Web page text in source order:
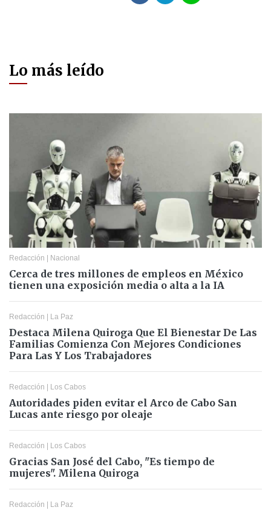
Lo más leído
Redacción | Nacional
Cerca de tres millones de empleos en México
tienen una exposición media o alta a la IA
Redacción | La Paz
Destaca Milena Quiroga Que El Bienestar De Las
Familias Comienza Con Mejores Condiciones
Para Las Y Los Trabajadores
Redacción | Los Cabos
Autoridades piden evitar el Arco de Cabo San
Lucas ante riesgo por oleaje
Redacción | Los Cabos
Gracias San José del Cabo, "Es tiempo de
mujeres". Milena Quiroga
Redacción | La Paz